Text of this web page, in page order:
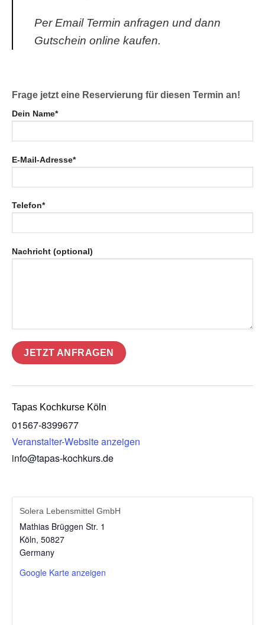
Per Email Termin anfragen und dann
Gutschein online kaufen.
Frage jetzt eine Reservierung für diesen Termin an!
Dein Name*
E-Mail-Adresse*
Telefon*
Nachricht (optional)
Tapas Kochkurse Köln
01567-8399677
Veranstalter-Website anzeigen
info@tapas-kochkurs.de
Solera Lebensmittel GmbH
Mathias Brüggen Str. 1
Köln, 50827
Germany
Google Karte anzeigen